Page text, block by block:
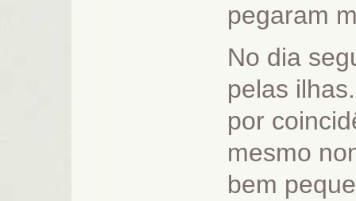
pegaram
No dia
pelas
por
mesmo
bem